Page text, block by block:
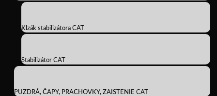
Klzák stabilizátora CAT
Stabilizátor CAT
PUZDRÁ, ČAPY, PRACHOVKY, ZAISTENIE CAT